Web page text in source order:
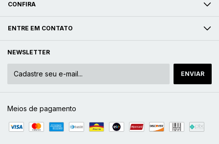
CONFIRA
ENTRE EM CONTATO
NEWSLETTER
Meios de pagamento